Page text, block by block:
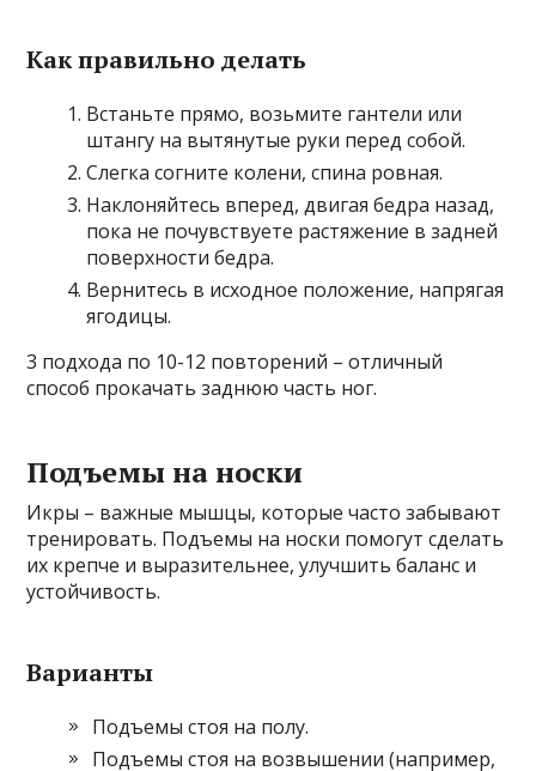
Как правильно делать
Встаньте прямо, возьмите гантели или
штангу на вытянутые руки перед собой.
Слегка согните колени, спина ровная.
Наклоняйтесь вперед, двигая бедра назад,
пока не почувствуете растяжение в задней
поверхности бедра.
Вернитесь в исходное положение, напрягая
ягодицы.
3 подхода по 10-12 повторений – отличный
способ прокачать заднюю часть ног.
Подъемы на носки
Икры – важные мышцы, которые часто забывают
тренировать. Подъемы на носки помогут сделать
их крепче и выразительнее, улучшить баланс и
устойчивость.
Варианты
Подъемы стоя на полу.
Подъемы стоя на возвышении (например,